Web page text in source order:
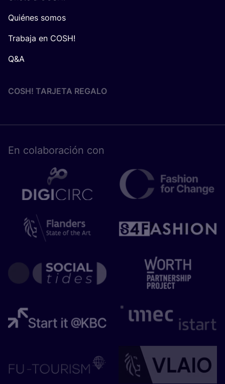
Quiénes somos
Trabaja en COSH!
Q&A
COSH! TARJETA REGALO
En cola­bo­ra­ción con